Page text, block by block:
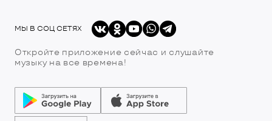
МЫ В СОЦ СЕТЯХ
Откройте приложение сейчас и слушайте
музыку на все времена!